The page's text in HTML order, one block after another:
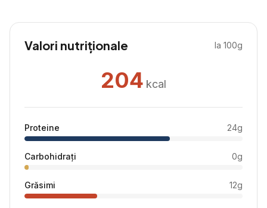
Valori nutriționale la 100g
204 kcal
Proteine 24g
Carbohidrați 0g
Grăsimi 12g